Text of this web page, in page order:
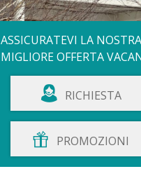
ASSICURATEVI LA NOSTRA
MIGLIORE OFFERTA
RICHIESTA
PROMOZIONI